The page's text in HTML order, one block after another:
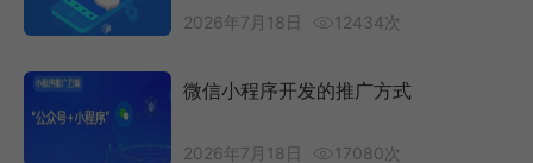
2026年7月18日 12434次
微信小程序开发的推广方式
2026年7月18日 17080次